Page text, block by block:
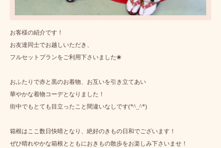
お客様の紹介です！
お友達同士でお越しいただき、
フルセットプランをご利用下さいました❀
おふたりで赤と黒のお着物、お互いを引き立てあい
華やかな着物コーデとなりました！
街中でもとても目立ったこと間違いなしです(*^_^*)
箱根はここ数日快晴となり、絶好のきもの日和でございます！
ぜひ晴れやかな箱根とともにおきもの散歩をお楽しみ下さいませ！